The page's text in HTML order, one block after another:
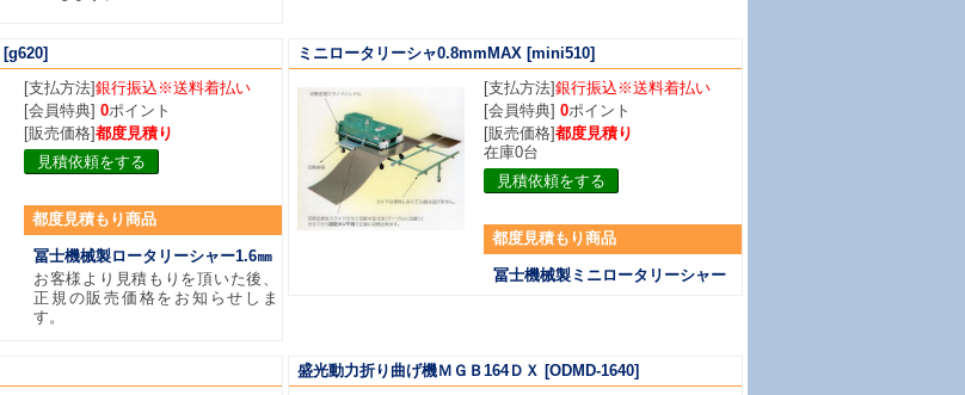
[g620]
[支払方法]銀行振込※送料着払い
[会員特典] 0ポイント
[販売価格]都度見積り
見積依頼をする
都度見積もり商品
冨士機械製ロータリーシャー1.6㎜
お客様より見積もりを頂いた後、
正規の販売価格をお知らせしま
す。
ミニロータリーシャ0.8mmMAX [mini510]
[支払方法]銀行振込※送料着払い
[会員特典] 0ポイント
[販売価格]都度見積り
在庫0台
見積依頼をする
都度見積もり商品
冨士機械製ミニロータリーシャー
盛光動力折り曲げ機ＭＧＢ164ＤＸ [ODMD-1640]